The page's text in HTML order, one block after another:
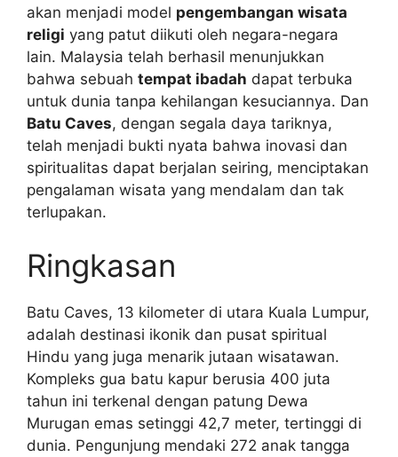
akan menjadi model pengembangan wisata
religi yang patut diikuti oleh negara-negara
lain. Malaysia telah berhasil menunjukkan
bahwa sebuah tempat ibadah dapat terbuka
untuk dunia tanpa kehilangan kesuciannya. Dan
Batu Caves, dengan segala daya tariknya,
telah menjadi bukti nyata bahwa inovasi dan
spiritualitas dapat berjalan seiring, menciptakan
pengalaman wisata yang mendalam dan tak
terlupakan.
Ringkasan
Batu Caves, 13 kilometer di utara Kuala Lumpur,
adalah destinasi ikonik dan pusat spiritual
Hindu yang juga menarik jutaan wisatawan.
Kompleks gua batu kapur berusia 400 juta
tahun ini terkenal dengan patung Dewa
Murugan emas setinggi 42,7 meter, tertinggi di
dunia. Pengunjung mendaki 272 anak tangga